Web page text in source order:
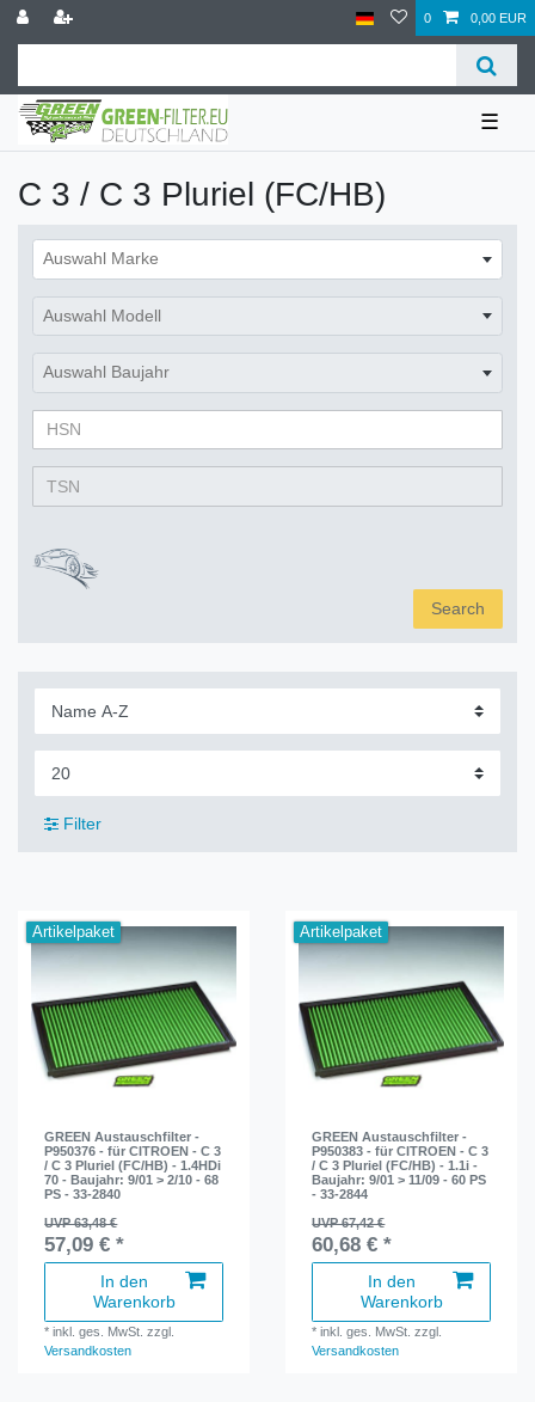
0 0,00 EUR
☰
C 3 / C 3 Pluriel (FC/HB)
Auswahl Marke
Auswahl Modell
Auswahl Baujahr
Search
Filter
Artikelpaket
GREEN Austauschfilter -
P950376 - für CITROEN - C 3
/ C 3 Pluriel (FC/HB) - 1.4HDi
70 - Baujahr: 9/01 > 2/10 - 68
PS - 33-2840
UVP 63,48 €
57,09 € *
In den
Warenkorb
*inkl. ges. MwSt. zzgl.
Versandkosten
Artikelpaket
GREEN Austauschfilter -
P950383 - für CITROEN - C 3
/ C 3 Pluriel (FC/HB) - 1.1i -
Baujahr: 9/01 > 11/09 - 60 PS
- 33-2844
UVP 67,42 €
60,68 € *
In den
Warenkorb
*inkl. ges. MwSt. zzgl.
Versandkosten